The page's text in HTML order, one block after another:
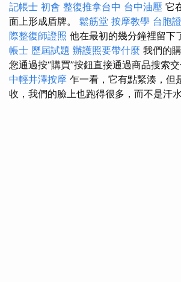
記帳士 初會 整復推拿台中 台中油壓 它
面上形成盾牌。 鬆筋堂 按摩教學 台胞
際整復師證照 他在最初的幾分鐘裡留下
帳士 歷屆試題 辦護照要帶什麼 我們的
您通過按“購買”按鈕直接通過商品搜索
中輕井澤按摩 乍一看，它有點緊湊，但
收，我們的臉上也跑得很多，而不是汗水